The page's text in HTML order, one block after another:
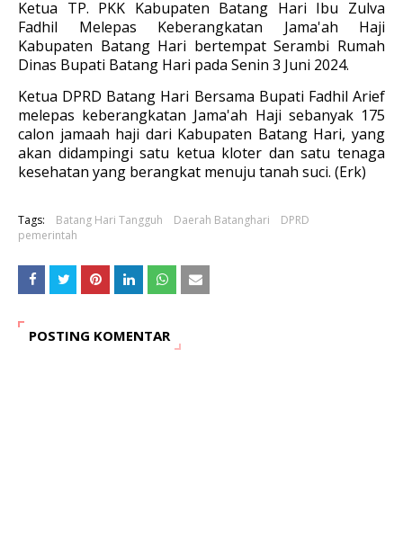
Ketua TP. PKK Kabupaten Batang Hari Ibu Zulva
Fadhil Melepas Keberangkatan Jama'ah Haji
Kabupaten Batang Hari bertempat Serambi Rumah
Dinas Bupati Batang Hari pada Senin 3 Juni 2024.
Ketua DPRD Batang Hari Bersama Bupati Fadhil Arief
melepas keberangkatan Jama'ah Haji sebanyak 175
calon jamaah haji dari Kabupaten Batang Hari, yang
akan didampingi satu ketua kloter dan satu tenaga
kesehatan yang berangkat menuju tanah suci. (Erk)
Tags: Batang Hari Tangguh Daerah Batanghari
DPRD
pemerintah
POSTING KOMENTAR